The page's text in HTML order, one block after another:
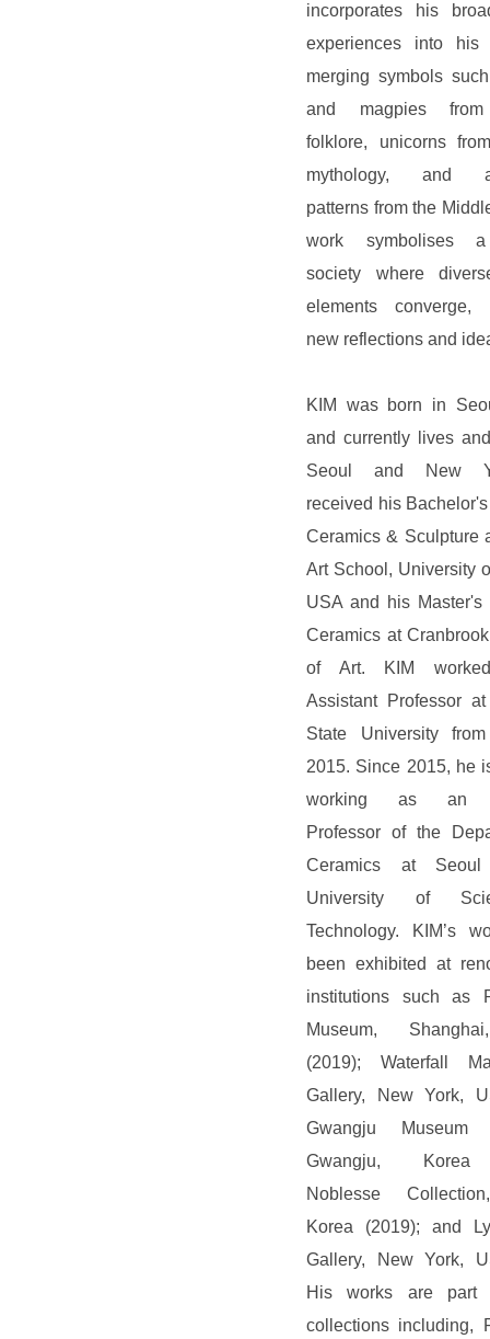
incorporates his
experiences into his
merging symbols
and magpies from
folklore, unicorns
mythology, and
patterns from the
work symbolises
society where
elements converge,
new reflections and
KIM was born in
and currently lives
Seoul and New
received his
Ceramics & Sculpture
Art School, University
USA and his Master's
Ceramics at
of Art. KIM
Assistant Professor
State University
2015. Since 2015, he
working as an
Professor of the
Ceramics at Seoul
University of
Technology. KIM’s
been exhibited at
institutions such as
Museum,
(2019); Waterfall
Gallery, New York,
Gwangju
Gwangju, Korea
Noblesse
Korea (2019); and
Gallery, New York,
His works are part
collections including,